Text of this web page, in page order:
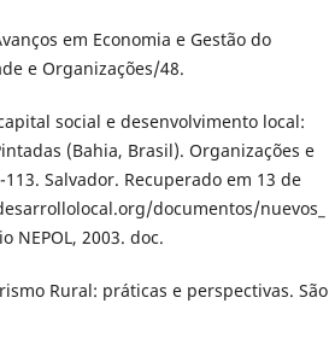
em Economia e Gestão do
e Organizações/48.
social e desenvolvimento local:
(Bahia, Brasil). Organizações e
Salvador. Recuperado em 13 de
documentos/nuevos_
NEPOL, 2003. doc.
Rural: práticas e perspectivas. São